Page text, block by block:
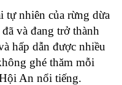
tự nhiên của rừng dừa
và đang trở thành
hấp dẫn được nhiều
ghé thăm mỗi
An nổi tiếng.